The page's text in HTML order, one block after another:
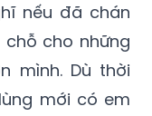
nếu đã chán
cho những
mình. Dù thời
mới có em